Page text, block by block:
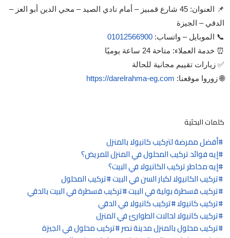
📌 العنوان: 45 شارع قمبيز – أمام نادي الصيد – محي الدين أبو العز –
الدقي – الجيزة
📞 الموبايل – واتساب:01012566900
⏰ خدمة العملاء: متاحة 24 ساعة يوميًا
✅ زيارات تقييم مجانية للحالة
🌐 زوروا موقعنا: https://darelrahma-eg.com
كلمات البحثية
أفضل ممرضة لتركيب كانيولا بالمنزل
إيه فوائد تركيب المحلول في المنزل للمريض؟
إيه مخاطر تركيب الكانيولا في البيت؟
تركيب الكانيولا لكبار السن في البيت تركيب المحلول
تركيب قسطرة بولية في البيت تركيب قسطرة في البيت بالدقي
تركيب كانيولا تركيب كانيولا في الدقي
تركيب كانيولا لحالات الطوارئ في المنزل
تركيب محلول بالمنزل مدينة نصر تركيب محلول في الجيزة